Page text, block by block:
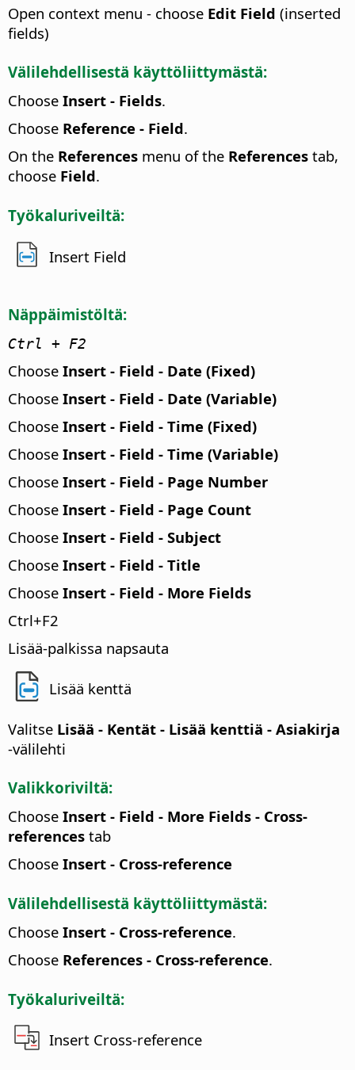
Open context menu - choose Edit Field (inserted
fields)
Välilehdellisestä käyttöliittymästä:
Choose Insert - Fields.
Choose Reference - Field.
On the References menu of the References tab,
choose Field.
Työkaluriveiltä:
Insert Field
Näppäimistöltä:
Ctrl + F2
Choose Insert - Field - Date (Fixed)
Choose Insert - Field - Date (Variable)
Choose Insert - Field - Time (Fixed)
Choose Insert - Field - Time (Variable)
Choose Insert - Field - Page Number
Choose Insert - Field - Page Count
Choose Insert - Field - Subject
Choose Insert - Field - Title
Choose Insert - Field - More Fields
Ctrl+F2
Lisää-palkissa napsauta
Lisää kenttä
Valitse Lisää - Kentät - Lisää kenttiä - Asiakirja
-välilehti
Valikkoriviltä:
Choose Insert - Field - More Fields - Cross-
references tab
Choose Insert - Cross-reference
Välilehdellisestä käyttöliittymästä:
Choose Insert - Cross-reference.
Choose References - Cross-reference.
Työkaluriveiltä:
Insert Cross-reference